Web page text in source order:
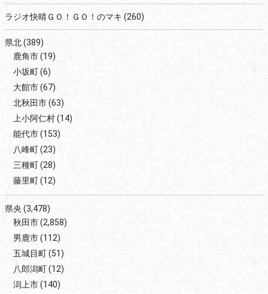
ラジオ快晴ＧＯ！ＧＯ！のマキ (260)
県北(389)
鹿角市(19)
小坂町(6)
大館市(67)
北秋田市(63)
上小阿仁村(14)
能代市(153)
八峰町(23)
三種町(28)
藤里町(12)
県央 (3,478)
秋田市(2,858)
男鹿市(112)
五城目町(51)
八郎潟町(12)
潟上市(140)